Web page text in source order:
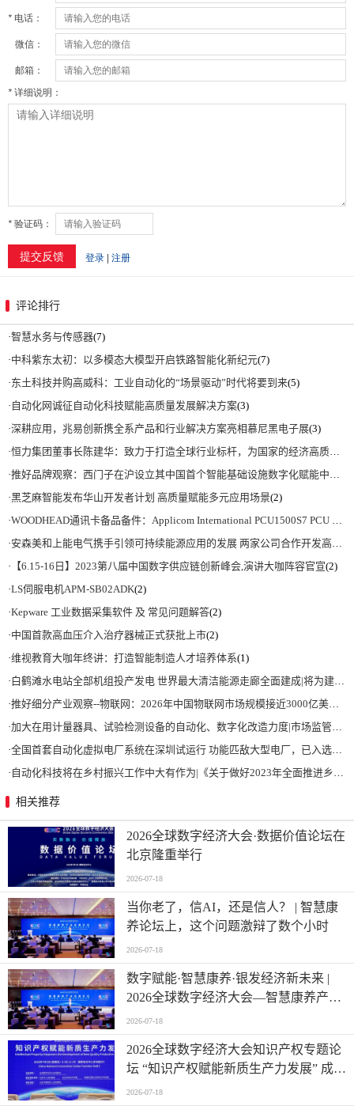
评论排行
·智慧水务与传感器(7)
·中科紫东太初：以多模态大模型开启铁路智能化新纪元(7)
·东土科技并购高威科：工业自动化的“场景驱动”时代将要到来(5)
· 自动化网诚征自动化科技赋能高质量发展解决方案(3)
·深耕应用，兆易创新携全系产品和行业解决方案亮相慕尼黑电子展(3)
·恒力集团董事长陈建华：致力于打造全球行业标杆，为国家的经济高质量发展贡献更大力量|上海电气集团党委书记、董事长吴磊来访
·推好品牌观察：西门子在沪设立其中国首个智能基础设施数字化赋能中心
·黑芝麻智能发布华山开发者计划 高质量赋能多元应用场景(2)
·WOODHEAD通讯卡备品备件：Applicom International PCU1500S7 PCU 1500 S7 V4.5.0
·安森美和上能电气携手引领可持续能源应用的发展 两家公司合作开发高性能储能和太阳能组串式逆变器方案 以实现可持续的未来
· 【6.15-16日】2023第八届中国数字供应链创新峰会,演讲大咖阵容官宣(2)
·LS伺服电机APM-SB02ADK(2)
·Kepware 工业数据采集软件 及 常见问题解答(2)
·中国首款高血压介入治疗器械正式获批上市(2)
·维视教育大咖年终讲：打造智能制造人才培养体系(1)
·白鹤滩水电站全部机组投产发电 世界最大清洁能源走廊全面建成|将为建设新型能源体系、保障国家能源安全、实现“双碳”目标提供有力支撑
·推好细分产业观察--物联网：2026年中国物联网市场规模接近3000亿美元 智慧工厂、智慧城市、智慧电网等将占60%以上
·加大在用计量器具、试验检测设备的自动化、数字化改造力度|市场监管总局 工业和信息化部 关于促进企业计量能力提升的指导意见
·全国首套自动化虚拟电厂系统在深圳试运行 功能匹敌大型电厂，已入选国际典型案例
· 自动化科技将在乡村振兴工作中大有作为|《关于做好2023年全面推进乡村振兴重点工作的意见》发布
相关推荐
2026全球数字经济大会·数据价值论坛在
北京隆重举行
2026-07-18
当你老了，信AI，还是信人？ | 智慧康
养论坛上，这个问题激辩了数个小时
2026-07-18
数字赋能·智慧康养·银发经济新未来 |
2026全球数字经济大会—智慧康养产业
发展论坛在京举办
2026-07-18
2026全球数字经济大会知识产权专题论
坛 “知识产权赋能新质生产力发展” 成功
举办
2026-07-18